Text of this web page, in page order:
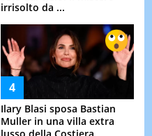
irrisolto da ...
Ilary Blasi sposa Bastian
Muller in una villa extra